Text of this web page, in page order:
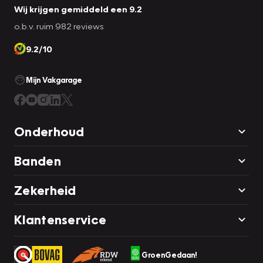
Laadkabels worden niet standaard bij iedere gebruikte
Wij krijgen gemiddeld een 9.2
o.b.v. ruim 982 reviews
9.2/10
Mijn Vakgarage
Onderhoud
Banden
Zekerheid
Klantenservice
GroenGedaan!